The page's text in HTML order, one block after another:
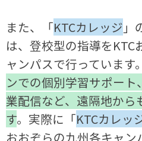
また、「KTCカレッジ 」
は、登校型の指導をKTC
ャンパスで行っています
ンでの個別学習サポー
業配信など、遠隔地から
す。実際に「KTCカレッ
おおぞらの九州各キャ